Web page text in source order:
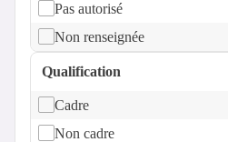
Pas autorisé
Non renseignée
Qualification
Cadre
Non cadre